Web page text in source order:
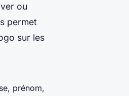
ou
permet
sur les
prénom,